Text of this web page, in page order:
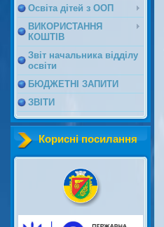
Освіта дітей з ООП
ВИКОРИСТАННЯ
КОШТІВ
Звіт начальника відділу
освіти
БЮДЖЕТНІ ЗАПИТИ
ЗВІТИ
Корисні посилання